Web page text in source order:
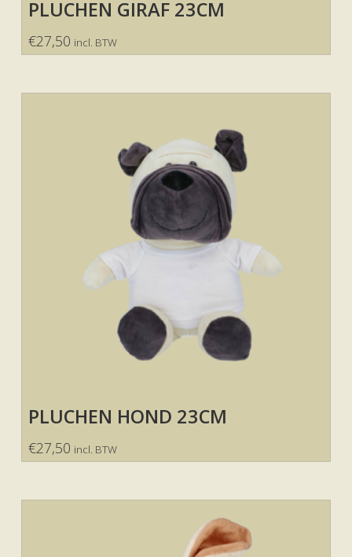
PLUCHEN GIRAF 23CM
€27,50 incl. BTW
PLUCHEN HOND 23CM
€27,50 incl. BTW